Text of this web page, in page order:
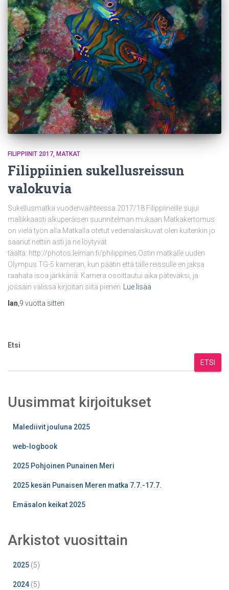
FILIPPIINIT 2017 MATKAT
Filippiinien sukellusreissun
valokuvia
Sukellusmatka vuodenvaihteessa 2017/18 Filippiineille sujui
mallikkaasti alkuperäisen suunnitelman mukaan.Matkakertomus
on vielä työn alla.Matkalla otetut vedenalaiskuvat olen kuitenkin jo
saanut nettiin asti ja ne löytyvät
täältä: http://photos.leiman.fi/philippines.Ostin matkalle uuden
Olympus TG-5 kameran, kun päätin että tälle reissulle en jaksa
raahata isoa järkkäriä. Kamera osoittautui aika päteväksi, ja
jossain välissä kirjoitan siitä pienen
Lue lisää
Ian 9 vuotta sitten
Etsi
ETSI
Uusimmat kirjoitukset
Malediivit jouluna 2025
web-logbook
2025 Pohjoinen Punainen Meri
2025 kesän Punaisen Meren matka 7.7.-17.7.
Emäsalon keikat 2025
Arkistot vuosittain
2025 (5)
2024 (5)